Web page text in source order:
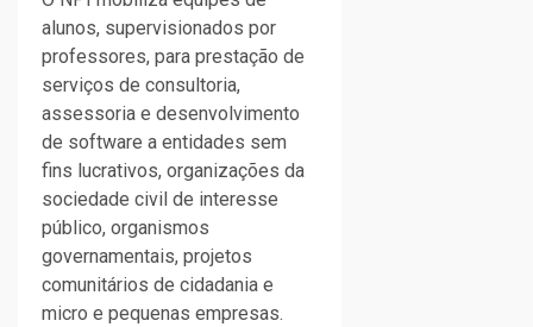
alunos, supervisionados por
professores, para prestação de
serviços de consultoria,
assessoria e desenvolvimento
de software a entidades sem
fins lucrativos, organizações da
sociedade civil de interesse
público, organismos
governamentais, projetos
comunitários de cidadania e
micro e pequenas empresas.